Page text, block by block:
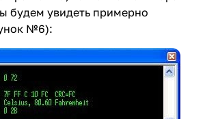
будем увидеть примерно
№6):